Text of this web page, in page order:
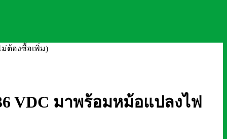
ม่ต้องซื้อเพิ่ม)
VDC มาพร้อมหม้อแปลงไฟ